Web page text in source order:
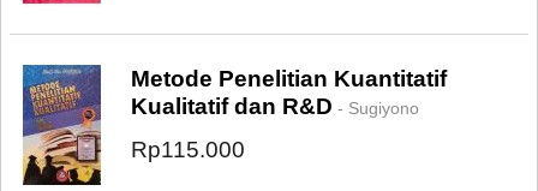
Metode Penelitian Kuantitatif
Kualitatif dan R&D - Sugiyono
Rp115.000